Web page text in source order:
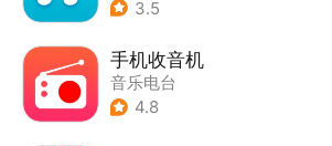
3.5
手机收音机
音乐电台
4.8